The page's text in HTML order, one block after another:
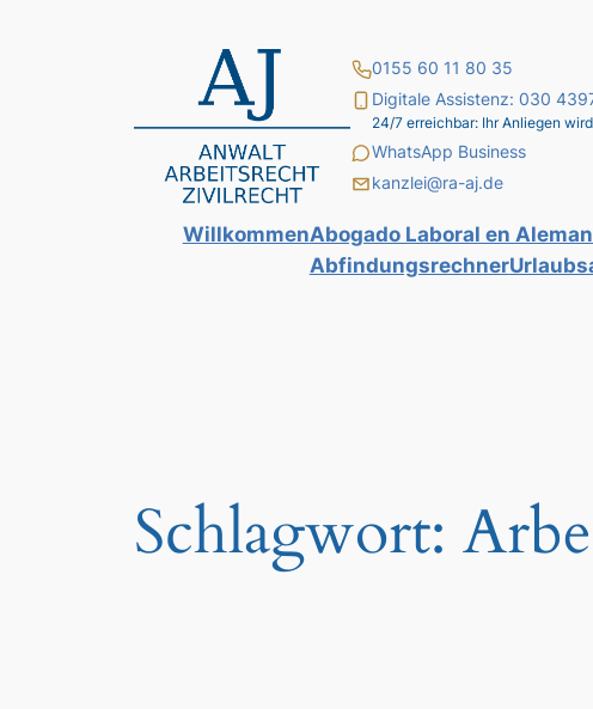
0155 60 11 80 35
Digitale Assistenz: 030
24/7 erreichbar: Ihr Anliegen
WhatsApp Business
kanzlei@ra-aj.de
WillkommenAbogado Laboral en
Abfindungsrechner
Schlagwort: